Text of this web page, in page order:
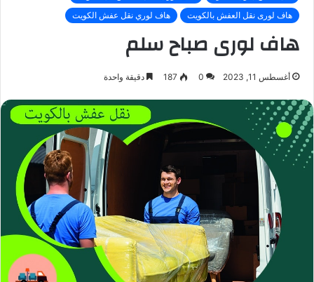
هاف لورى نقل العفش بالكويت
هاف لوري نقل عفش الكويت
هاف لورى صباح سلم
أغسطس 11, 2023 0
187 دقيقة واحدة